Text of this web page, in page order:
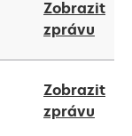
a
new
tab
Zobrazit
zprávu
new
tab
Zobrazit
zprávu